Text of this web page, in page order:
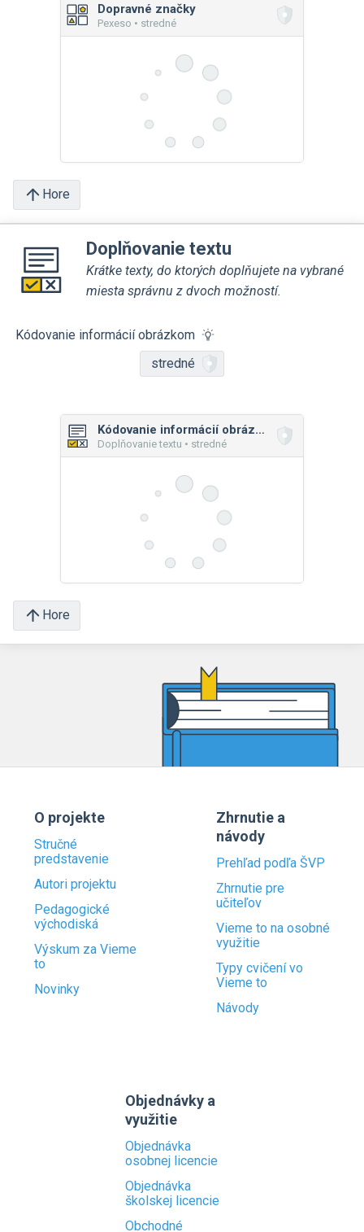
Dopravné značky
Pexeso • stredné
Hore
Doplňovanie textu
Krátke texty, do ktorých doplňujete na vybrané
miesta správnu z dvoch možností.
Kódovanie informácií obrázkom
stredné
Kódovanie informácií obrázkom
Doplňovanie textu • stredné
Hore
O projekte
Stručné
predstavenie
Autori projektu
Pedagogické
východiská
Výskum za Vieme
to
Novinky
Zhrnutie a
návody
Prehľad podľa ŠVP
Zhrnutie pre
učiteľov
Vieme to na osobné
využitie
Typy cvičení vo
Vieme to
Návody
Objednávky a
využitie
Objednávka
osobnej licencie
Objednávka
školskej licencie
Obchodné